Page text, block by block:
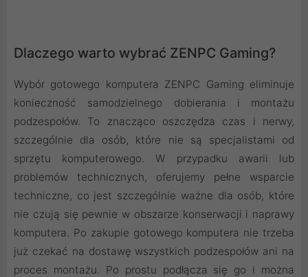
Dlaczego warto wybrać ZENPC Gaming?
Wybór gotowego komputera ZENPC Gaming eliminuje
konieczność samodzielnego dobierania i montażu
podzespołów. To znacząco oszczędza czas i nerwy,
szczególnie dla osób, które nie są specjalistami od
sprzętu komputerowego. W przypadku awarii lub
problemów technicznych, oferujemy pełne wsparcie
techniczne, co jest szczególnie ważne dla osób, które
nie czują się pewnie w obszarze konserwacji i naprawy
komputera. Po zakupie gotowego komputera nie trzeba
już czekać na dostawę wszystkich podzespołów ani na
proces montażu. Po prostu podłącza się go i można